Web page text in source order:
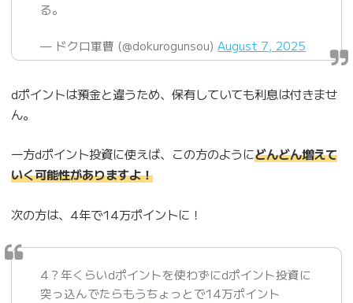
る。
— ドクロ軍曹 (@dokurogunsou)August 7, 2025
dポイントは預金と違うため、保有していても利息は付きませ
ん。
一方dポイント投資に使えば、この方のようにどんどん増えて
いく可能性がありますよ！
次の方は、4年で14万ポイントに！
4？年くらいdポイントを使わずにdポイント投資に
突っ込んでたらもうちょっとで14万ポイント